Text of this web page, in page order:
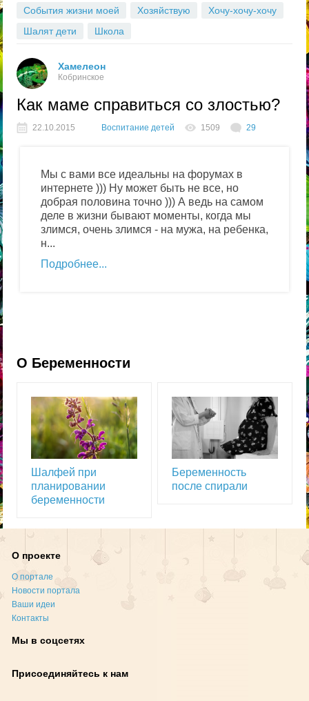
События жизни моей
Хозяйствую
Хочу-хочу-хочу
Шалят дети
Школа
Хамелеон
Кобринское
Как маме справиться со злостью?
22.10.2015 Воспитание детей 1509 29
Мы с вами все идеальны на форумах в
интернете ))) Ну может быть не все, но
добрая половина точно ))) А ведь на самом
деле в жизни бывают моменты, когда мы
злимся, очень злимся - на мужа, на ребенка,
н...
Подробнее
О Беременности
Шалфей при
планировании
беременности
Беременность
после спирали
О проекте
О портале
Новости портала
Ваши идеи
Контакты
Мы в соцсетях
Присоединяйтесь к нам